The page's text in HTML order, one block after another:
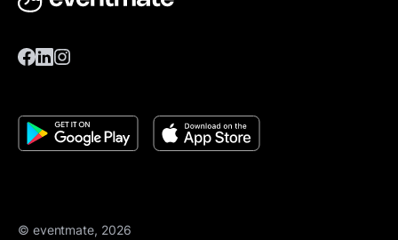
© eventmate, 2026